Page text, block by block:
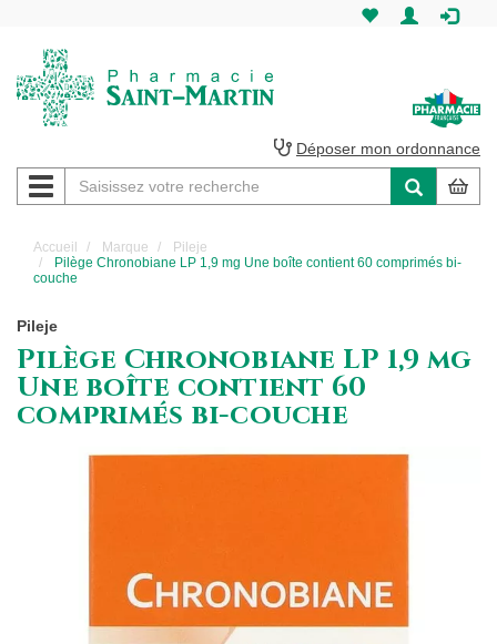
Martin
Pharmacie
Déposer mon ordonnance
Navigation
Accueil Marque
Pileje
Pilège Chronobiane LP 1,9 mg Une boîte contient 60 comprimés bi-
couche
Pileje
Pilège Chronobiane LP 1,9 mg
Une boîte contient 60
comprimés bi-couche